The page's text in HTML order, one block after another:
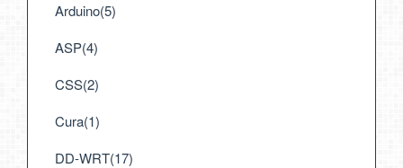
Arduino(5)
ASP(4)
CSS(2)
Cura(1)
DD-WRT(17)